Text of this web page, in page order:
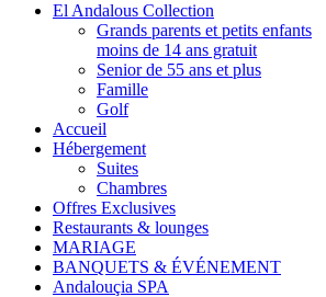
El Andalous Collection
Grands parents et petits enfants
moins de 14 ans gratuit
Senior de 55 ans et plus
Famille
Golf
Accueil
Hébergement
Suites
Chambres
Offres Exclusives
Restaurants & lounges
MARIAGE
BANQUETS & ÉVÉNEMENT
Andalouçia SPA